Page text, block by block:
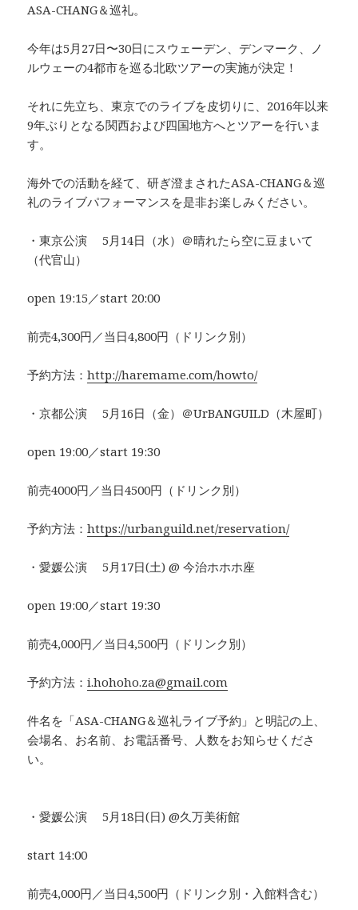
ASA-CHANG＆巡礼。
今年は5月27日〜30日にスウェーデン、デンマーク、ノ
ルウェーの4都市を巡る北欧ツアーの実施が決定！
それに先立ち、東京でのライブを皮切りに、2016年以来
9年ぶりとなる関西および四国地方へとツアーを行いま
す。
海外での活動を経て、研ぎ澄まされたASA-CHANG＆巡
礼のライブパフォーマンスを是非お楽しみください。
・東京公演 5月14日（水）＠晴れたら空に豆まいて
（代官山）
open 19:15／start 20:00
前売4,300円／当日4,800円（ドリンク別）
予約方法：http://haremame.com/howto/
・京都公演 5月16日（金）＠UrBANGUILD（木屋町）
open 19:00／start 19:30
前売4000円／当日4500円（ドリンク別）
予約方法：https://urbanguild.net/reservation/
・愛媛公演 5月17日(土) @ 今治ホホホ座
open 19:00／start 19:30
前売4,000円／当日4,500円（ドリンク別）
予約方法：i.hohoho.za@gmail.com
件名を「ASA-CHANG＆巡礼ライブ予約」と明記の上、
会場名、お名前、お電話番号、人数をお知らせくださ
い。
・愛媛公演 5月18日(日) @久万美術館
start 14:00
前売4,000円／当日4,500円（ドリンク別・入館料含む）